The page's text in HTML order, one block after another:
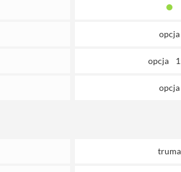
opcja
opcja
opcja
truma